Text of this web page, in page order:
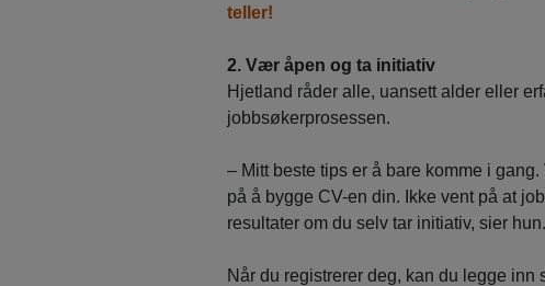
teller!
2. Vær åpen og ta initiativ
Hjetland råder alle, uansett alder eller
jobbsøkerprosessen.
– Mitt beste tips er å bare komme i
på å bygge CV-en din. Ikke vent på at
resultater om du selv tar initiativ, sier hun.
Når du registrerer deg, kan du legge